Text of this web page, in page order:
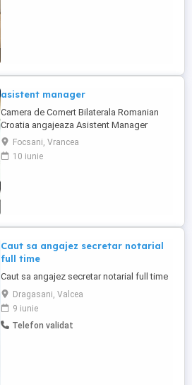
asistent manager
Camera de Comert Bilaterala Romanian
Croatia angajeaza Asistent Manager
(Focsani, norma full time). Avem nevoie in
echipa de o persoana cu experienta
profesionala generala de minim 5 ani.
Focsani, Vrancea
10 iunie
Caut sa angajez secretar notarial
full time
Caut sa angajez secretar notarial full time
Dragasani, Valcea
9 iunie
Telefon validat